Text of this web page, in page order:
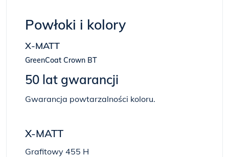
Powłoki i kolory
X-MATT
GreenCoat Crown BT
50 lat gwarancji
Gwarancja powtarzalności koloru.
X-MATT
Grafitowy 455 H